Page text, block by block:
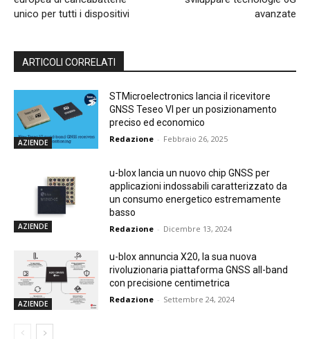
unico per tutti i dispositivi
avanzate
ARTICOLI CORRELATI
AZIENDE
STMicroelectronics lancia il ricevitore
GNSS Teseo VI per un posizionamento
preciso ed economico
Redazione - Febbraio 26, 2025
AZIENDE
u-blox lancia un nuovo chip GNSS per
applicazioni indossabili caratterizzato da
un consumo energetico estremamente
basso
Redazione - Dicembre 13, 2024
AZIENDE
u-blox annuncia X20, la sua nuova
rivoluzionaria piattaforma GNSS all-band
con precisione centimetrica
Redazione - Settembre 24, 2024